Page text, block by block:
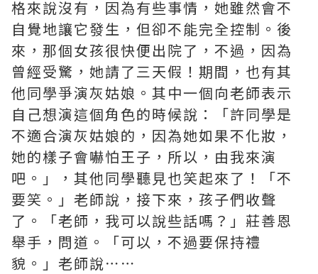
格來說沒有，因為有些事情，她雖然會不
自覺地讓它發生，但卻不能完全控制。後
來，那個女孩很快便出院了，不過，因為
曾經受驚，她請了三天假！期間，也有其
他同學爭演灰姑娘。其中一個向老師表示
自己想演這個角色的時候說：「許同學是
不適合演灰姑娘的，因為她如果不化妝，
她的樣子會嚇怕王子，所以，由我來演
吧。」，其他同學聽見也笑起來了！「不
要笑。」老師說，接下來，孩子們收聲
了。「老師，我可以說些話嗎？」莊善恩
舉手，問道。「可以，不過要保持禮
貌。」老師說⋯⋯